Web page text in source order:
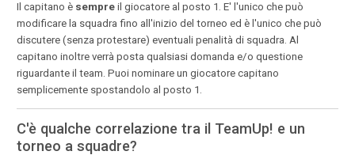
Il capitano è sempre il giocatore al posto 1. E' l'unico che può
modificare la squadra fino all'inizio del torneo ed è l'unico che può
discutere (senza protestare) eventuali penalità di squadra. Al
capitano inoltre verrà posta qualsiasi domanda e/o questione
riguardante il team. Puoi nominare un giocatore capitano
semplicemente spostandolo al posto 1.
C'è qualche correlazione tra il TeamUp! e un
torneo a squadre?